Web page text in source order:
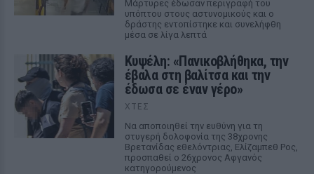
Μάρτυρες έδωσαν περιγραφή του
υπόπτου στους αστυνομικούς και ο
δράστης εντοπίστηκε και συνελήφθη
μέσα σε λίγα λεπτά
Κυψέλη: «Πανικοβλήθηκα, την
έβαλα στη βαλίτσα και την
έδωσα σε έναν γέρο»
ΧΤΕΣ
Να αποποιηθεί την ευθύνη για τη
στυγερή δολοφονία της 38χρονης
Βρετανίδας εθελόντριας, Ελίζαμπεθ Ρος,
προσπαθεί ο 26χρονος Αφγανός
κατηγορούμενος